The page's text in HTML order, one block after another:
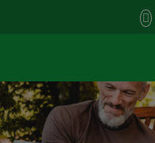
MENUMENU